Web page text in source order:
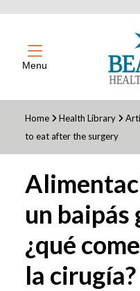
Menu
Home Health Library
to eat after the surgery
un baipás
¿qué
la cirugía?